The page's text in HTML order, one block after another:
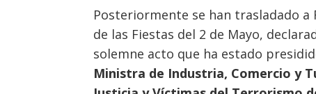
Posteriormente se han trasladado
de las Fiestas del 2 de Mayo,
solemne acto que ha estado
Ministra de Industria, Comercio y